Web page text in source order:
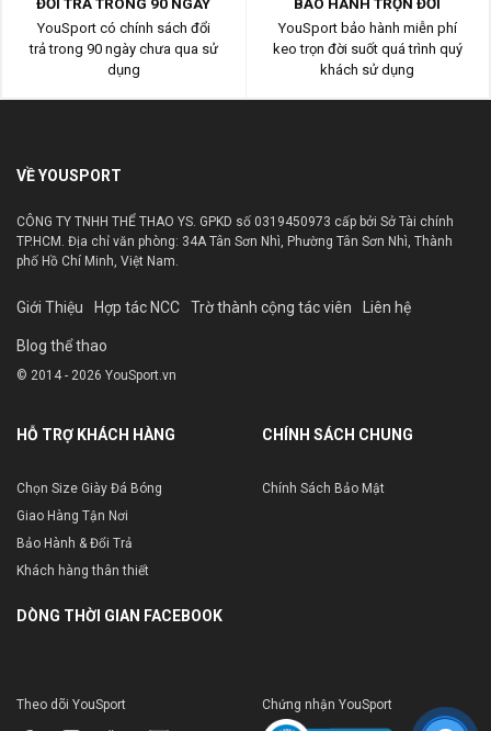
ĐỔI TRẢ TRONG 90 NGÀY
YouSport có chính sách đổi
trả trong 90 ngày chưa qua sử
dụng
BẢO HÀNH TRỌN ĐỜI
YouSport bảo hành miễn phí
keo trọn đời suốt quá trình quý
khách sử dụng
VỀ YOUSPORT
CÔNG TY TNHH THỂ THAO YS. GPKD số 0319450973 cấp bởi Sở Tài chính
TP.HCM. Địa chỉ văn phòng: 34A Tân Sơn Nhì, Phường Tân Sơn Nhì, Thành
phố Hồ Chí Minh, Việt Nam.
Giới Thiệu Hợp tác NCC Trờ thành cộng tác viên Liên hệ
Blog thể thao
© 2014 - 2026 YouSport.vn
HỖ TRỢ KHÁCH HÀNG
Chọn Size Giày Đá Bóng
Giao Hàng Tận Nơi
Bảo Hành & Đổi Trả
Khách hàng thân thiết
CHÍNH SÁCH CHUNG
Chính Sách Bảo Mật
DÒNG THỜI GIAN FACEBOOK
Theo dõi YouSport Chứng nhận YouSport